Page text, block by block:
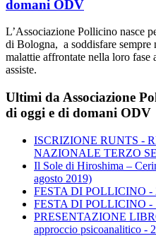
domani ODV
L’Associazione Pollicino nasce
di Bologna, a soddisfare sempre
malattie affrontate nella loro fase
assiste.
Ultimi da Associazione
di oggi e di domani ODV
ISCRIZIONE RUNTS -
NAZIONALE TERZO
Il Sole di Hiroshima –
agosto 2019)
FESTA DI POLLICINO -
FESTA DI POLLICINO -
PRESENTAZIONE
approccio psicoanalitico -